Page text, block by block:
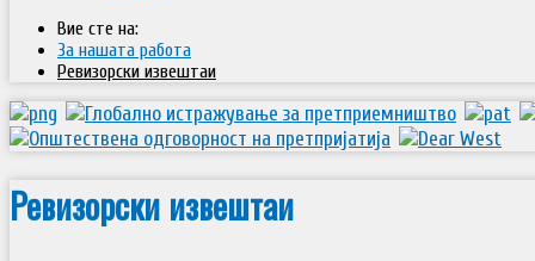
Вие сте на:
За нашата работа
Ревизорски извештаи
Ревизорски извештаи